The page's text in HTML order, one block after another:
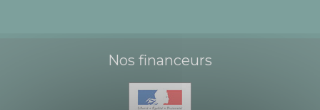
Nos financeurs